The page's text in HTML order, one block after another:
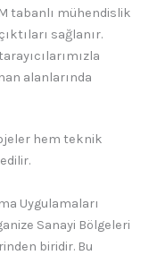
tabanlı mühendislik
sağlanır.
alanlarında
hem teknik
Uygulamaları
Sanayi Bölgeleri
biridir. Bu